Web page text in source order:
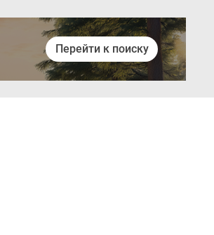
Перейти к поиску